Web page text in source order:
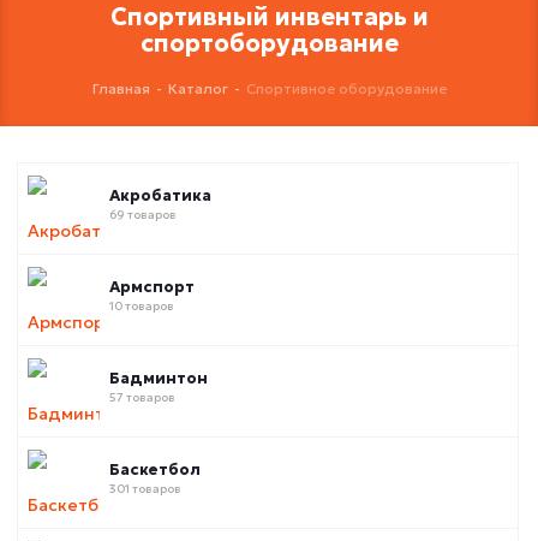
Спортивный инвентарь и
спортоборудование
Главная - Каталог - Спортивное оборудование
Акробатика
69 товаров
Армспорт
10 товаров
Бадминтон
57 товаров
Баскетбол
301 товаров